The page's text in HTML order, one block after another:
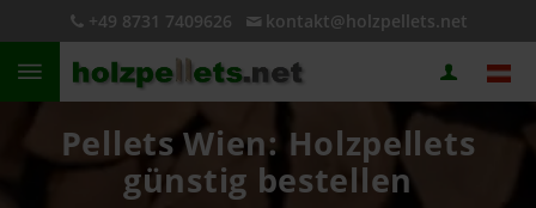
+49 8731 7409626 kontakt@holzpellets.net
Pellets Wien: Holzpellets
günstig bestellen